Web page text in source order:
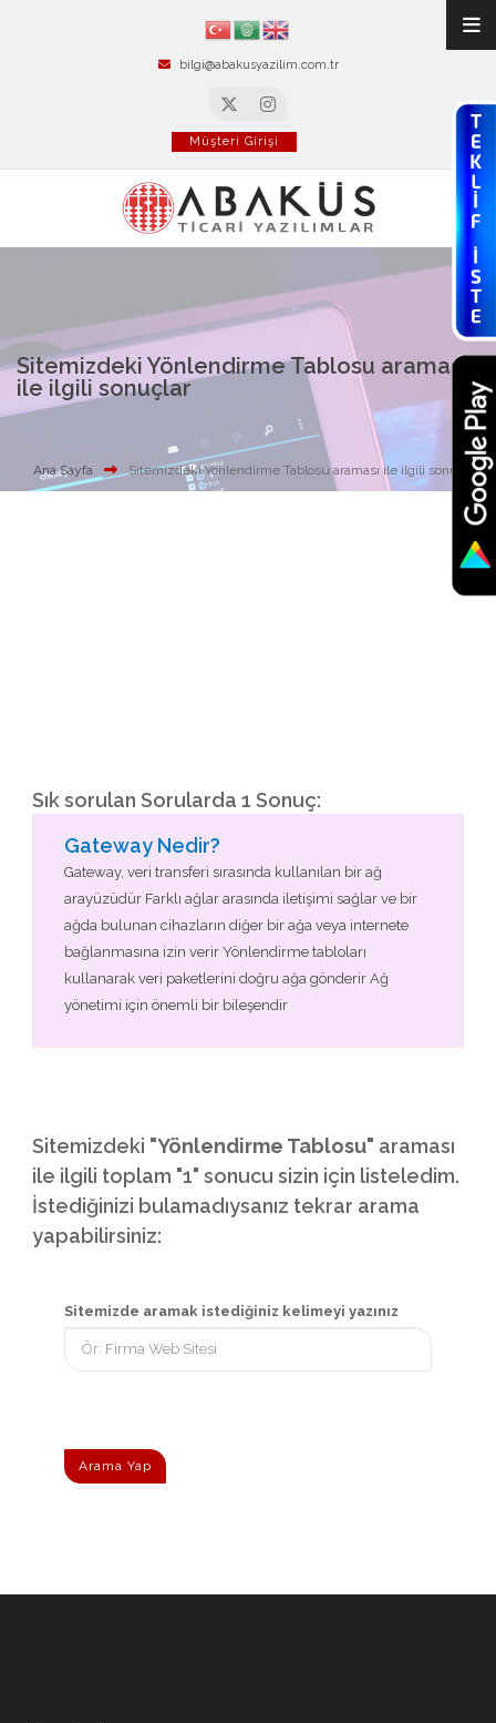
bilgi@abakusyazilim.com.tr
Müşteri Girişi
Sitemizdeki Yönlendirme Tablosu araması
ile ilgili sonuçlar
Ana Sayfa Sitemizdeki Yönlendirme Tablosu araması ile ilgili sonuçlar
Sık sorulan Sorularda 1 Sonuç:
Gateway Nedir?
Gateway, veri transferi sırasında kullanılan bir ağ
arayüzüdür Farklı ağlar arasında iletişimi sağlar ve bir
ağda bulunan cihazların diğer bir ağa veya internete
bağlanmasına izin verir Yönlendirme tabloları
kullanarak veri paketlerini doğru ağa gönderir Ağ
yönetimi için önemli bir bileşendir
Sitemizdeki "Yönlendirme Tablosu" araması
ile ilgili toplam "1" sonucu sizin için listeledim.
İstediğinizi bulamadıysanız tekrar arama
yapabilirsiniz:
Sitemizde aramak istediğiniz kelimeyi yazınız
Arama Yap